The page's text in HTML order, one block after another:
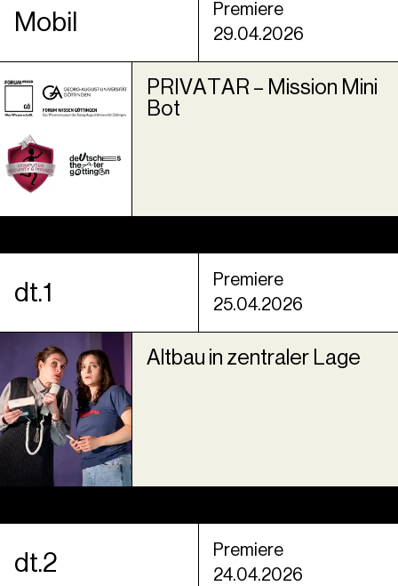
Mobil
Premiere
29.04.2026
PRIVATAR – Mission Mini
Bot
dt.1
Premiere
25.04.2026
Altbau in zentraler Lage
dt.2
Premiere
24.04.2026